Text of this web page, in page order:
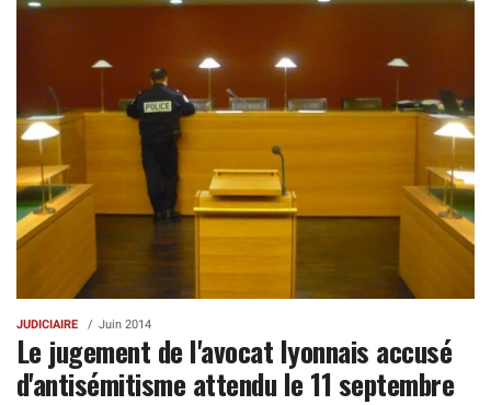
JUDICIAIRE Juin 2014
Le jugement de l'avocat lyonnais accusé
d'antisémitisme attendu le 11 septembre